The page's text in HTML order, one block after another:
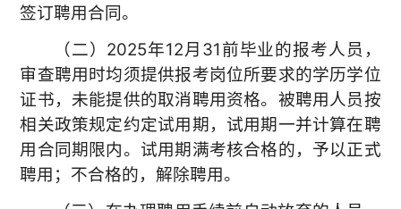
签订聘用合同。
（二）2025年12月31前毕业的报考人员，
审查聘用时均须提供报考岗位所要求的学历学位
证书，未能提供的取消聘用资格。被聘用人员按
相关政策规定约定试用期，试用期一并计算在聘
用合同期限内。试用期满考核合格的，予以正式
聘用；不合格的，解除聘用。